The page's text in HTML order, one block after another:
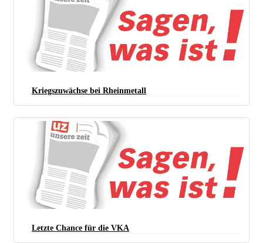
Kriegszuwächse bei Rheinmetall
Letzte Chance für die VKA